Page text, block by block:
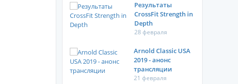
Результаты
CrossFit Strength in
Depth
28 февраля
Arnold Classic USA
2019 - анонс
трансляции
21 февраля